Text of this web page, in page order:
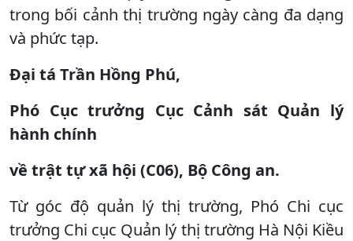
trong bối cảnh thị trường ngày càng đa dạng
và phức tạp.
Đại tá Trần Hồng Phú,
Phó Cục trưởng Cục Cảnh sát Quản lý
hành chính
về trật tự xã hội (C06), Bộ Công an.
Từ góc độ quản lý thị trường, Phó Chi cục
trưởng Chi cục Quản lý thị trường Hà Nội Kiều